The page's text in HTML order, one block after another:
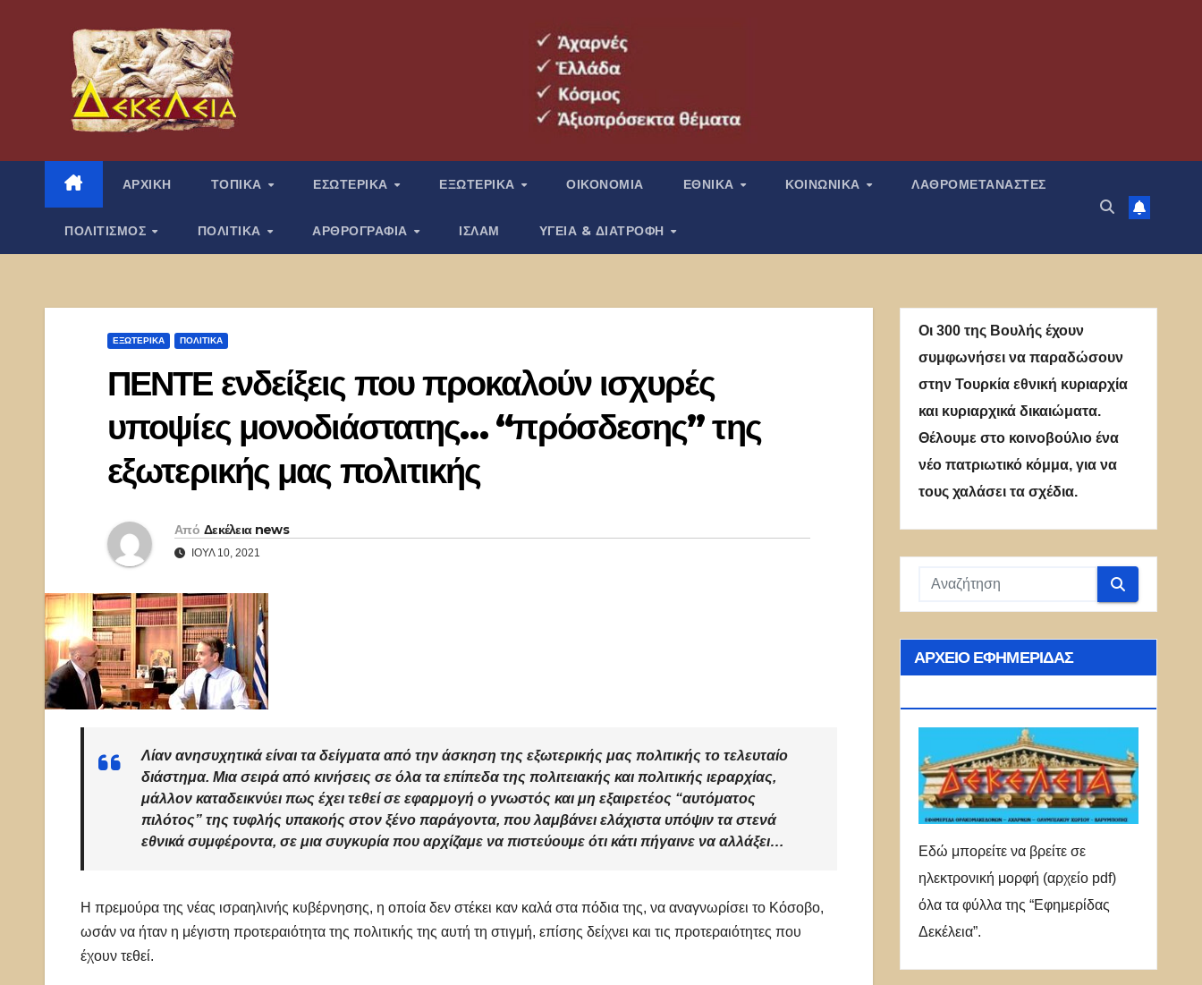
περιεχόμενο
ΑΡΧΙΚΗ ΤΟΠΙΚΑ ΕΣΩΤΕΡΙΚΑ ΕΞΩΤΕΡΙΚΑ ΟΙΚΟΝΟΜΙΑ ΕΘΝΙΚΑ ΚΟΙΝΩΝΙΚΑ ΛΑΘΡΟΜΕΤΑΝΑΣΤΕΣ
ΠΟΛΙΤΙΣΜΟΣ ΠΟΛΙΤΙΚΑ ΑΡΘΡΟΓΡΑΦΙΑ ΙΣΛΑΜ ΥΓΕΙΑ & ΔΙΑΤΡΟΦΗ
ΕΞΩΤΕΡΙΚΑ ΠΟΛΙΤΙΚΑ
ΠΕΝΤΕ ενδείξεις που προκαλούν ισχυρές
υποψίες μονοδιάστατης… “πρόσδεσης” της
εξωτερικής μας πολιτικής
Από Δεκέλεια news
ΙΟΎΛ 10, 2021
Λίαν ανησυχητικά είναι τα δείγματα από την άσκηση της εξωτερικής μας πολιτικής το τελευταίο
διάστημα. Μια σειρά από κινήσεις σε όλα τα επίπεδα της πολιτειακής και πολιτικής ιεραρχίας,
μάλλον καταδεικνύει πως έχει τεθεί σε εφαρμογή ο γνωστός και μη εξαιρετέος “αυτόματος
πιλότος” της τυφλής υπακοής στον ξένο παράγοντα, που λαμβάνει ελάχιστα υπόψιν τα στενά
εθνικά συμφέροντα, σε μια συγκυρία που αρχίζαμε να πιστεύουμε ότι κάτι πήγαινε να αλλάξει…
Η πρεμούρα της νέας ισραηλινής κυβέρνησης, η οποία δεν στέκει καν καλά στα πόδια της, να αναγνωρίσει το Κόσοβο,
ωσάν να ήταν η μέγιστη προτεραιότητα της πολιτικής της αυτή τη στιγμή, επίσης δείχνει και τις προτεραιότητες που
έχουν τεθεί.
Οι 300 της Βουλής έχουν
συμφωνήσει να παραδώσουν
στην Τουρκία εθνική κυριαρχία
και κυριαρχικά δικαιώματα.
Θέλουμε στο κοινοβούλιο ένα
νέο πατριωτικό κόμμα, για να
τους χαλάσει τα σχέδια.
ΑΡΧΕΊΟ ΕΦΗΜΕΡΊΔΑΣ
Εδώ μπορείτε να βρείτε σε
ηλεκτρονική μορφή (αρχείο pdf)
όλα τα φύλλα της “Εφημερίδας
Δεκέλεια”.